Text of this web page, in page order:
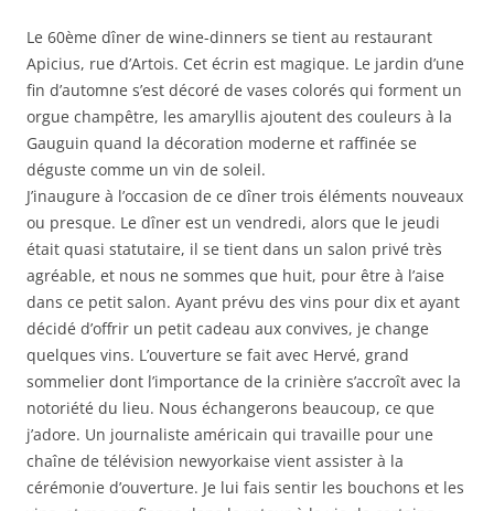
Le 60ème dîner de wine-dinners se tient au restaurant
Apicius, rue d’Artois. Cet écrin est magique. Le jardin d’une
fin d’automne s’est décoré de vases colorés qui forment un
orgue champêtre, les amaryllis ajoutent des couleurs à la
Gauguin quand la décoration moderne et raffinée se
déguste comme un vin de soleil.
J’inaugure à l’occasion de ce dîner trois éléments nouveaux
ou presque. Le dîner est un vendredi, alors que le jeudi
était quasi statutaire, il se tient dans un salon privé très
agréable, et nous ne sommes que huit, pour être à l’aise
dans ce petit salon. Ayant prévu des vins pour dix et ayant
décidé d’offrir un petit cadeau aux convives, je change
quelques vins. L’ouverture se fait avec Hervé, grand
sommelier dont l’importance de la crinière s’accroît avec la
notoriété du lieu. Nous échangerons beaucoup, ce que
j’adore. Un journaliste américain qui travaille pour une
chaîne de télévision newyorkaise vient assister à la
cérémonie d’ouverture. Je lui fais sentir les bouchons et les